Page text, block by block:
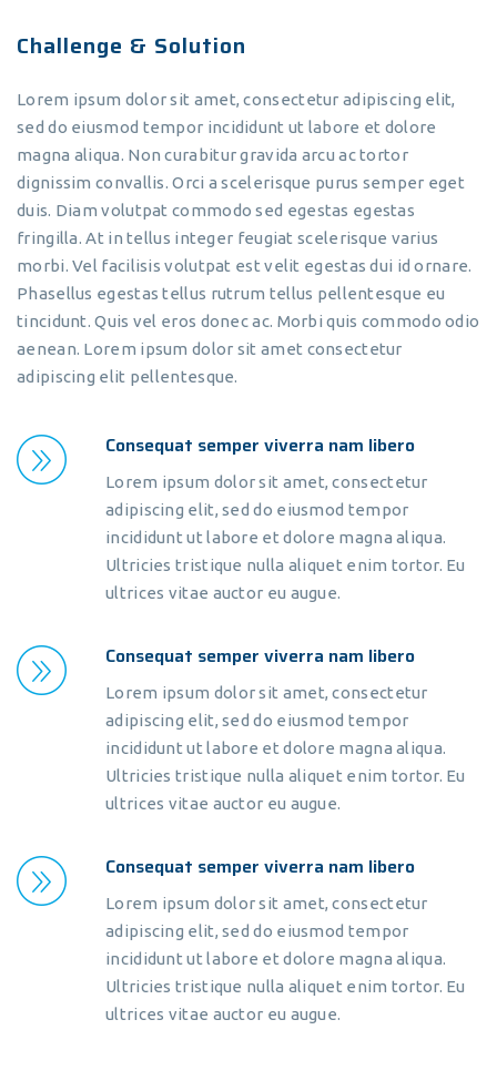
Challenge & Solution
Lorem ipsum dolor sit amet, consectetur adipiscing elit,
sed do eiusmod tempor incididunt ut labore et dolore
magna aliqua. Non curabitur gravida arcu ac tortor
dignissim convallis. Orci a scelerisque purus semper eget
duis. Diam volutpat commodo sed egestas egestas
fringilla. At in tellus integer feugiat scelerisque varius
morbi. Vel facilisis volutpat est velit egestas dui id ornare.
Phasellus egestas tellus rutrum tellus pellentesque eu
tincidunt. Quis vel eros donec ac. Morbi quis commodo odio
aenean. Lorem ipsum dolor sit amet consectetur
adipiscing elit pellentesque.
Consequat semper viverra nam libero
Lorem ipsum dolor sit amet, consectetur
adipiscing elit, sed do eiusmod tempor
incididunt ut labore et dolore magna aliqua.
Ultricies tristique nulla aliquet enim tortor. Eu
ultrices vitae auctor eu augue.
Consequat semper viverra nam libero
Lorem ipsum dolor sit amet, consectetur
adipiscing elit, sed do eiusmod tempor
incididunt ut labore et dolore magna aliqua.
Ultricies tristique nulla aliquet enim tortor. Eu
ultrices vitae auctor eu augue.
Consequat semper viverra nam libero
Lorem ipsum dolor sit amet, consectetur
adipiscing elit, sed do eiusmod tempor
incididunt ut labore et dolore magna aliqua.
Ultricies tristique nulla aliquet enim tortor. Eu
ultrices vitae auctor eu augue.